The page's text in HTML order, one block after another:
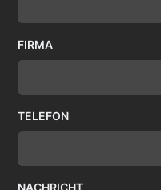
FIRMA
TELEFON